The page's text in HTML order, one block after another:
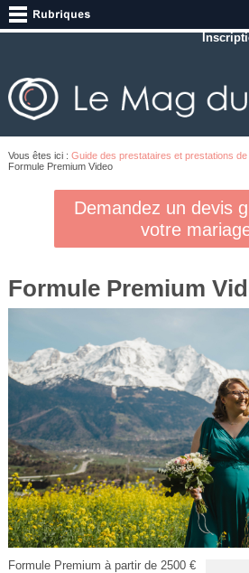
Vous êtes ici : Guide des prestataires et prestations de
Formule Premium Video
Demandez un devis
votre
Formule Premium
Formule Premium à partir de 2500 €